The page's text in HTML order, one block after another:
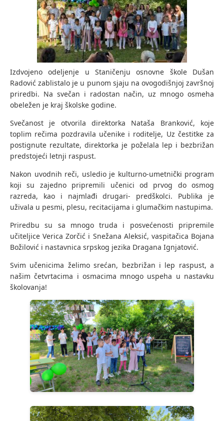
Izdvojeno odeljenje u Staničenju osnovne škole Dušan
Radović zablistalo je u punom sjaju na ovogodišnjoj završnoj
priredbi. Na svečan i radostan način, uz mnogo osmeha
obeležen je kraj školske godine.
Svečanost je otvorila direktorka Nataša Branković, koje
toplim rečima pozdravila učenike i roditelje, Uz čestitke za
postignute rezultate, direktorka je poželala lep i bezbrižan
predstojeći letnji raspust.
Nakon uvodnih reči, usledio je kulturno-umetnički program
koji su zajedno pripremili učenici od prvog do osmog
razreda, kao i najmlađi drugari- predškolci. Publika je
uživala u pesmi, plesu, recitacijama i glumačkim nastupima.
Priredbu su sa mnogo truda i posvećenosti pripremile
učiteljice Verica Zorčić i Snežana Aleksić, vaspitačica Bojana
Božilović i nastavnica srpskog jezika Dragana Ignjatović.
Svim učenicima želimo srećan, bezbrižan i lep raspust, a
našim četvrtacima i osmacima mnogo uspeha u nastavku
školovanja!